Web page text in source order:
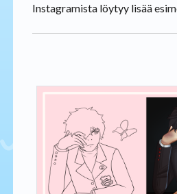
Instagramista löytyy lisää